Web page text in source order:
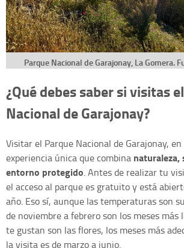
Parque Nacional de Garajonay, La Gomera.
¿Qué debes saber si visitas
Nacional de Garajonay?
Visitar el Parque Nacional de Garajonay,
experiencia única que combina naturaleza,
entorno protegido. Antes de realizar tu
el acceso al parque es gratuito y está
año. Eso sí, aunque las temperaturas son
de noviembre a febrero son los meses más
te gustan son las flores, los meses más
la visita es de marzo a junio.